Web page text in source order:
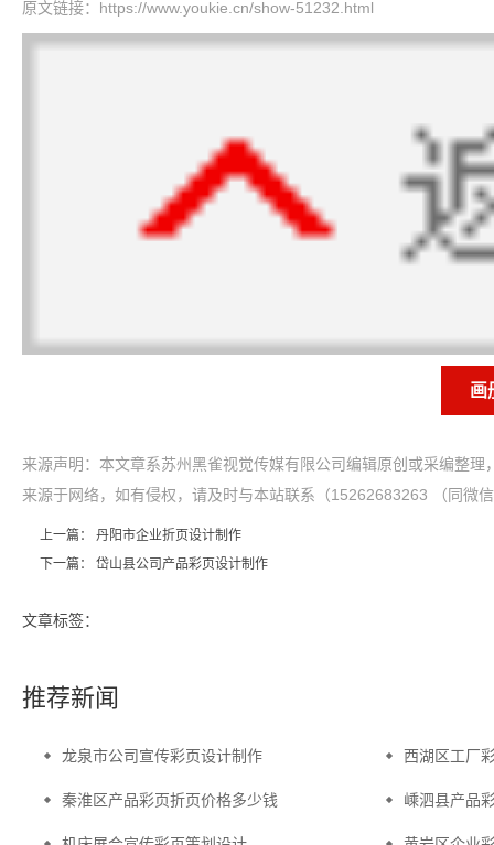
原文链接： https://www.youkie.cn/show-51232.html
画
来源声明：本文章系苏州黑雀视觉传媒有限公司编辑原创或采编整
来源于网络，如有侵权，请及时与本站联系（15262683263 （同微
上一篇： 丹阳市企业折页设计制作
下一篇： 岱山县公司产品彩页设计制作
文章标签：
推荐新闻
龙泉市公司宣传彩页设计制作 西湖区工厂
秦淮区产品彩页折页价格多少钱 嵊泗县产品